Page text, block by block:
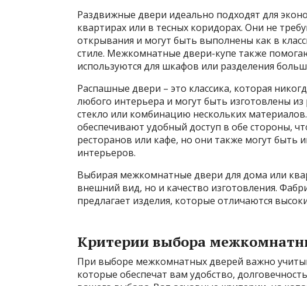
Раздвижные двери идеально подходят для
квартирах или в тесных коридорах. Они не
открывания и могут быть выполнены как в
стиле. Межкомнатные двери-купе также
используются для шкафов или разделения
Распашные двери – это классика, которая
любого интерьера и могут быть изготовлены
стекло или комбинацию нескольких
обеспечивают удобный доступ в обе стороны,
ресторанов или кафе, но они также могут
интерьеров.
Выбирая межкомнатные двери для дома или
внешний вид, но и качество изготовления.
предлагает изделия, которые отличаются
Критерии выбора
При выборе межкомнатных дверей важно
которые обеспечат вам удобство,